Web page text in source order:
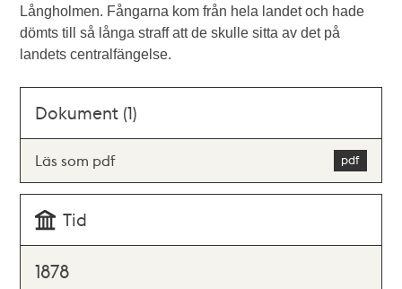
Långholmen. Fångarna kom från hela landet och hade
dömts till så långa straff att de skulle sitta av det på
landets centralfängelse.
Dokument (1)
Läs som pdf
Tid
1878